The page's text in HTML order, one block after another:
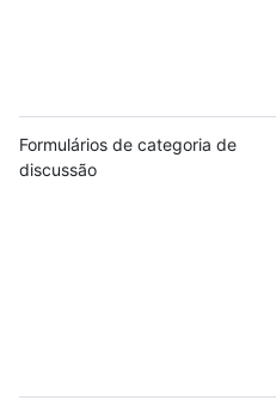
Formulários de categoria de
discussão